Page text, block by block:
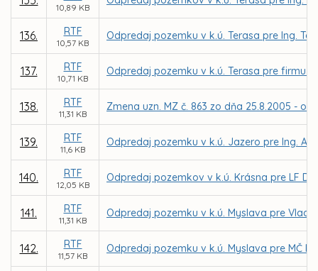
10,89 KB
136. RTF
10,57 KB
Odpredaj pozemku v k.ú. Terasa pre Ing.
137. RTF
10,71 KB
Odpredaj pozemku v k.ú. Terasa pre firmu
138. RTF
11,31 KB
Zmena uzn. MZ č. 863 zo dňa 25.8.2005 -
139. RTF
11,6 KB
Odpredaj pozemku v k.ú. Jazero pre Ing.
140. RTF
12,05 KB
Odpredaj pozemkov v k.ú. Krásna pre LF
141. RTF
11,31 KB
Odpredaj pozemku v k.ú. Myslava pre
142. RTF
11,57 KB
Odpredaj pozemku v k.ú. Myslava pre MČ